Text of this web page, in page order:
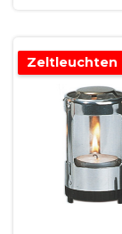
Zeltleuchten